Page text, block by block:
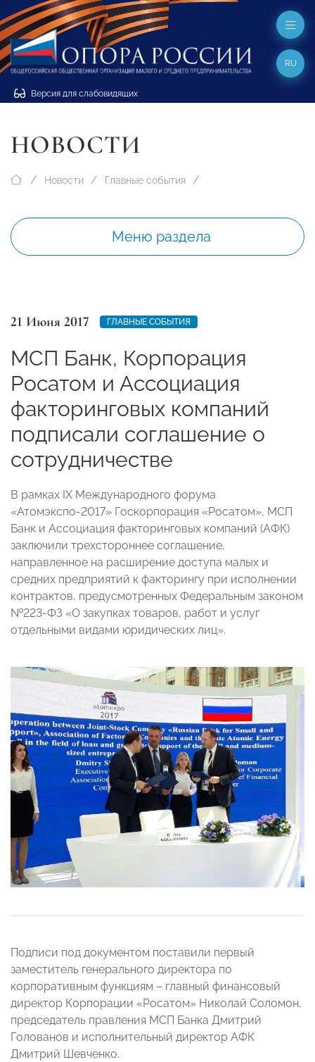
Версия для слабовидящих
RU
НОВОСТИ
Новости Главные события
Меню раздела
21 Июня 2017 ГЛАВНЫЕ СОБЫТИЯ
МСП Банк, Корпорация
Росатом и Ассоциация
факторинговых компаний
подписали соглашение о
сотрудничестве
В рамках IX Международного форума
«Атомэкспо-2017» Госкорпорация «Росатом», МСП
Банк и Ассоциация факторинговых компаний (АФК)
заключили трехстороннее соглашение,
направленное на расширение доступа малых и
средних предприятий к факторингу при исполнении
контрактов, предусмотренных Федеральным законом
№223-ФЗ «О закупках товаров, работ и услуг
отдельными видами юридических лиц».
Подписи под документом поставили первый
заместитель генерального директора по
корпоративным функциям – главный финансовый
директор Корпорации «Росатом» Николай Соломон,
председатель правления МСП Банка Дмитрий
Голованов и исполнительный директор АФК
Дмитрий Шевченко.